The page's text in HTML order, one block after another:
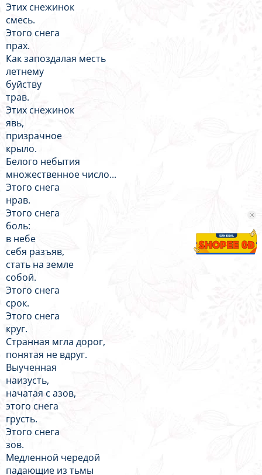
Этих снежинок
смесь.
Этого снега
прах.
Как запоздалая месть
летнему
буйству
трав.
Этих снежинок
явь,
призрачное
крыло.
Белого небытия
множественное число...
Этого снега
нрав.
Этого снега
боль:
в небе
себя разъяв,
стать на земле
собой.
Этого снега
срок.
Этого снега
круг.
Странная мгла дорог,
понятая не вдруг.
Выученная
наизусть,
начатая с азов,
этого снега
грусть.
Этого снега
зов.
Медленной чередой
падающие из тьмы